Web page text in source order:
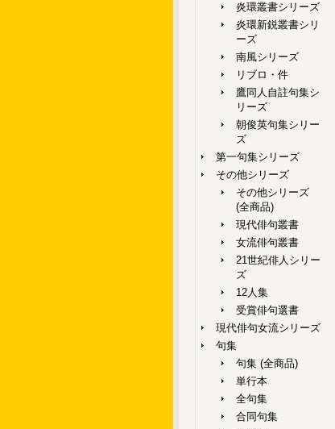
炎環叢書シリーズ
炎環新鋭叢書シリ
ーズ
南風シリーズ
リブロ・件
鷹同人自註句集シ
リーズ
朝俊英句集シリー
ズ
第一句集シリーズ
その他シリーズ
その他シリーズ
(全商品)
現代俳句叢書
女流俳句叢書
21世紀俳人シリー
ズ
12人集
受賞俳句選書
現代俳句女流シリーズ
句集
句集 (全商品)
単行本
全句集
合同句集